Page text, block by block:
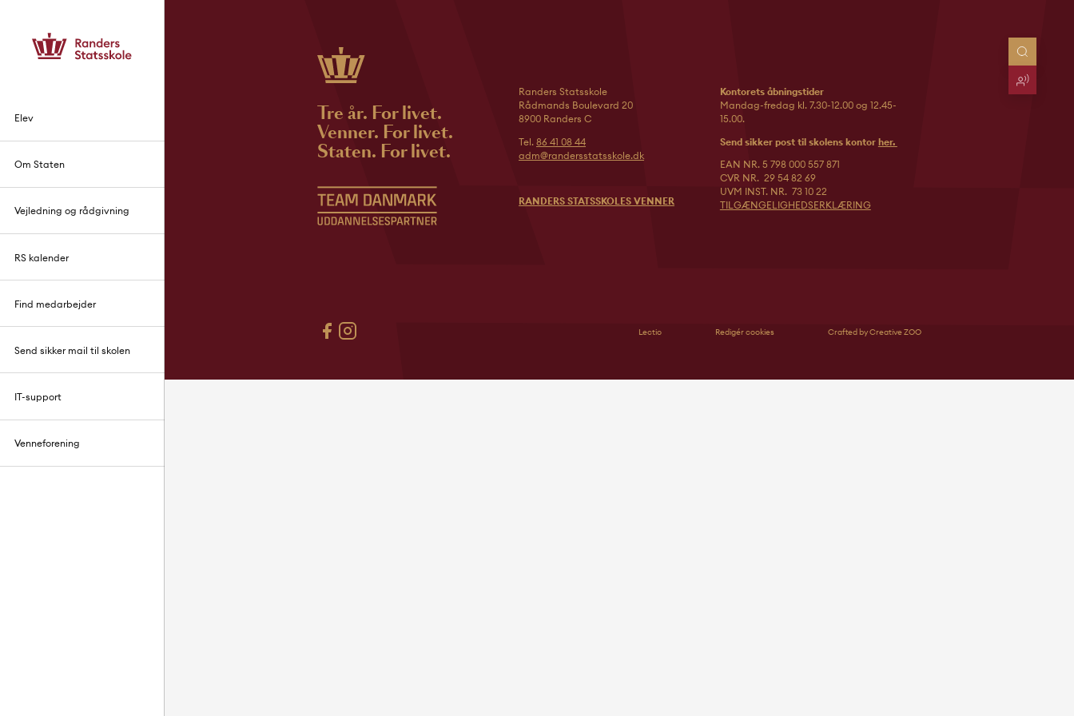
Elev
Om Staten
Vejledning og rådgivning
RS kalender
Find medarbejder
Send sikker mail til skolen
IT-support
Venneforening
Tre år. For livet.
Venner. For livet.
Staten. For livet.
Randers Statsskole
Rådmands Boulevard 20
8900 Randers C
Tel. 86 41 08 44
adm@randersstatsskole.dk
RANDERS STATSSKOLES VENNER
Kontorets åbningstider
Mandag-fredag kl. 7.30-12.00 og 12.45-
15.00.
Send sikker post til skolens kontor her.
EAN NR. 5 798 000 557 871
CVR NR. 29 54 82 69
UVM INST. NR. 73 10 22
TILGÆNGELIGHEDSERKLÆRING
Lectio Redigér cookies Crafted by Creative ZOO